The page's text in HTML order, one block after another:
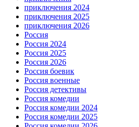
приключения 2024
приключения 2025
приключения 2026
Россия
Россия 2024
Россия 2025
Россия 2026
Россия боевик
Россия военные
Россия детективы
Россия комедии
Россия комедии 2024
Россия комедии 2025